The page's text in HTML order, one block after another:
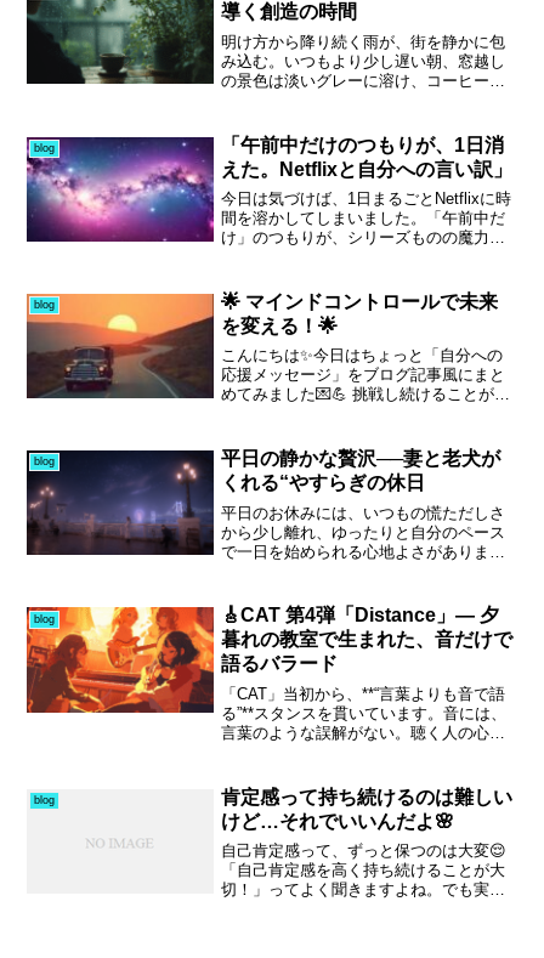
導く創造の時間
明け方から降り続く雨が、街を静かに包
み込む。いつもより少し遅い朝、窓越し
の景色は淡いグレーに溶け、コーヒーの
る」ことと向き合える唯一の瞬間だから
だ。BGM制作を始めて3ヶ月。まだ駆け
出しではあるが、雨の朝にだけ訪れる“感
性の揺らぎ”が、音の輪郭を与えてくれ
る。現代は常に時間に追われ、心の余白
を失いがちだ。しかし、こうした静寂の
たらす内省と音づくりの関係を、感情と
理論の両面から掘り下げていく。心理的
なリセット効果やアコースティックギタ
ーによる表現の可能性も紹介しながら、
あなた自身の「朝のインスピレーショ
ン」を見つけるヒントをお届けしたい。
た、心のBGMを奏でてみませんか。
blog
「午前中だけのつもりが、1日消
えた。Netflixと自分への言い訳」
今日は気づけば、1日まるごとNetflixに時
間を溶かしてしまいました。「午前中だ
け」のつもりが、シリーズものの魔力に
の散歩の時間。さすがに我に返りまし
た。もっとも、たまにはこうした時間も
必要な気分転換だと割り切り、気持ちを
切り替えることにします。幸い、昨日の
うちにオフ会用のお土産は作り終えてい
て、その点はひと安心。もしこれが手つ
思うことと、実際に行動することはやは
り別物。切羽詰まらないと動けない自分
を、今日はまざまざと実感しました。そ
れでも、時間はまだ残っています。今か
らできること、そして明日のための段取
りは十分に可能。そう思って、ここから
blog
🌟 マインドコントロールで未来
を変える！🌟
こんにちは✨今日はちょっと「自分への
応援メッセージ」をブログ記事風にまと
めてみました💌💪 挑戦し続けることが大
とでも、コツコツ続けていけば必ず自信
につながります✨毎日の...
blog
平日の静かな贅沢──妻と老犬が
くれる“やすらぎの休日
平日のお休みには、いつもの慌ただしさ
から少し離れ、ゆったりと自分のペース
で一日を始められる心地よさがありま
散歩支度を整える時間も、どこか穏やか
で優しいひととき。早朝の散歩は普段、
仕事へ向かう妻が担ってくれているた
め、休みの日くらいは私の出番です。そ
んな静かな朝を過ごしたあとは、書斎で
BGM制作やブログ執筆に没頭できるのも
平日の休みならでは。ひとりの時間を楽
しめるのは、日々支えてくれる妻の存在
関係にあらためて感謝が深まります。昼
からは、仕事を終えて帰ってくる妻と一
緒に買い物へ行く予定。少しでも恩返し
になる時間を過ごしたいと思う、そんな
平日休みの物語です。
blog
🎸CAT 第4弾「Distance」— 夕
暮れの教室で生まれた、音だけで
語るバラード
「CAT」当初から、**“言葉よりも音で語
る”**スタンスを貫いています。音には、
言葉のような誤解がない。聴く人の心の
blog
肯定感って持ち続けるのは難しい
けど…それでいいんだよ🌸
自己肯定感って、ずっと保つのは大変😌
「自己肯定感を高く持ち続けることが大
切！」ってよく聞きますよね。でも実際